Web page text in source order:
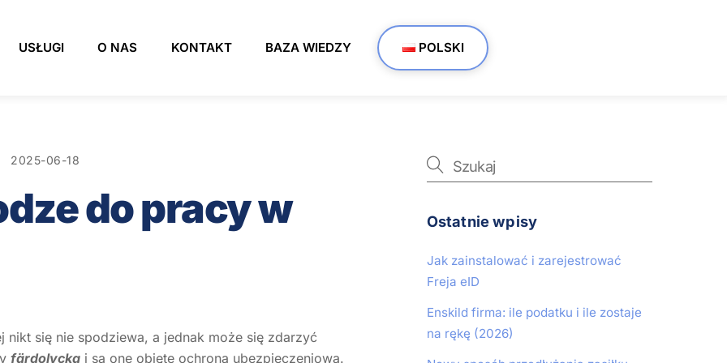
USŁUGI O NAS KONTAKT BAZA WIEDZY POLSKI
2025-06-18
do pracy w
się nie spodziewa, a jednak może się zdarzyć
färdolycka i są one objęte ochroną ubezpieczeniową.
Ostatnie wpisy
Jak zainstalować i zarejestrować
Freja eID
Enskild firma: ile podatku i ile zostaje
na rękę (2026)